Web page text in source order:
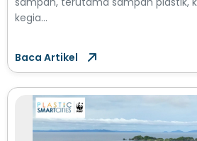
kegia...
Baca Artikel